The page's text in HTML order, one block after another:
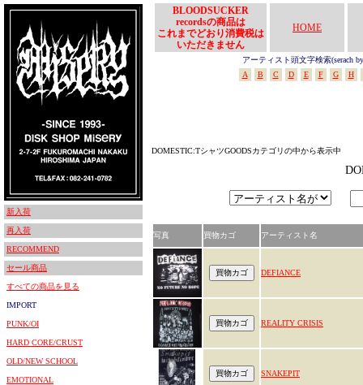
新入荷
再入荷
RECOMMEND
セール商品
すべての商品を見る
IMPORT
PUNK/OI
HARD CORE/CRUST
OLD/NEW SCHOOL
EMOTIONAL
BLOODSUCKER
recordsの商品は
これまでどおり消費税は
いただきません
HOME
アーティスト頭文字検索(serach
A
B C D E F G H
DOMESTIC:TシャツGOODSカテゴリの中から表示中
写真 買物カゴ アーティスト名
DEFIANCE
REALITY CRISIS
SNAKEPIT